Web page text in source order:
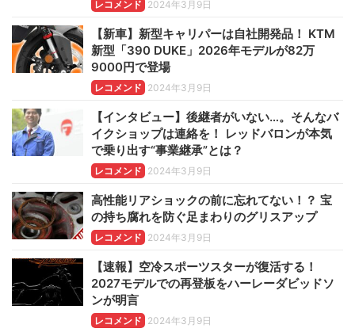
レコメンド 2024年3月9日
【新車】新型キャリパーは自社開発品！ KTM
新型「390 DUKE」2026年モデルが82万
9000円で登場
レコメンド 2024年3月9日
【インタビュー】後継者がいない…。そんなバ
イクショップは連絡を！ レッドバロンが本気
で乗り出す“事業継承”とは？
レコメンド 2024年3月9日
高性能リアショックの前に忘れてない！？ 宝
の持ち腐れを防ぐ足まわりのグリスアップ
レコメンド 2024年3月9日
【速報】空冷スポーツスターが復活する！
2027モデルでの再登板をハーレーダビッドソ
ンが明言
レコメンド 2024年3月9日